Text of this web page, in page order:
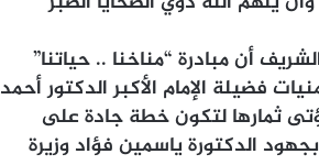
أن مبادرة “مناخنا .. حياتنا”
فضيلة الإمام الأكبر الدكتور أحمد
ثمارها لتكون خطة جادة على
الدكتورة ياسمين فؤاد وزيرة